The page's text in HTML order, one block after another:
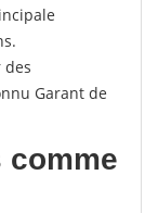
des
Garant de
comme